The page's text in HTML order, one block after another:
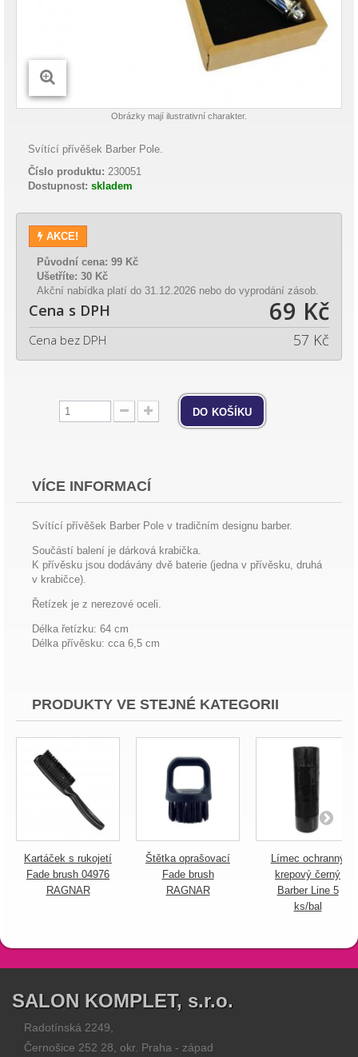
Obrázky mají ilustrativní charakter.
Svítící přívěšek Barber Pole.
Číslo produktu: 230051
Dostupnost: skladem
AKCE!
Původní cena: 99 Kč
Ušetříte: 30 Kč
Akční nabídka platí do 31.12.2026 nebo do vyprodání zásob.
Cena s DPH 69 Kč
Cena bez DPH 57 Kč
do košíku
VÍCE INFORMACÍ
Svítící přívěšek Barber Pole v tradičním designu barber.
Součástí balení je dárková krabička.
K přívěsku jsou dodávány dvě baterie (jedna v přívěsku, druhá
v krabičce).
Řetízek je z nerezové oceli.
Délka řetízku: 64 cm
Délka přívěsku: cca 6,5 cm
PRODUKTY VE STEJNÉ KATEGORII
Kartáček s rukojetí
Fade brush 04976
RAGNAR
Štětka oprašovací
Fade brush
RAGNAR
Límec ochranný
krepový černý
Barber Line 5
ks/bal
SALON KOMPLET, s.r.o.
Radotínská 2249,
Černošice 252 28, okr. Praha - západ